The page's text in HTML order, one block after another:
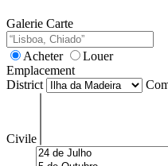
Galerie Carte
Acheter
Louer
Emplacement
District
Civile